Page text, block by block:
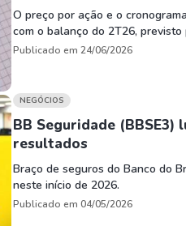
O preço por ação e o
com o balanço do 2T26,
Publicado em 24/06/2026
NEGÓCIOS
BB Seguridade (BBSE3)
resultados
Braço de seguros do Banco do
neste início de 2026.
Publicado em 04/05/2026